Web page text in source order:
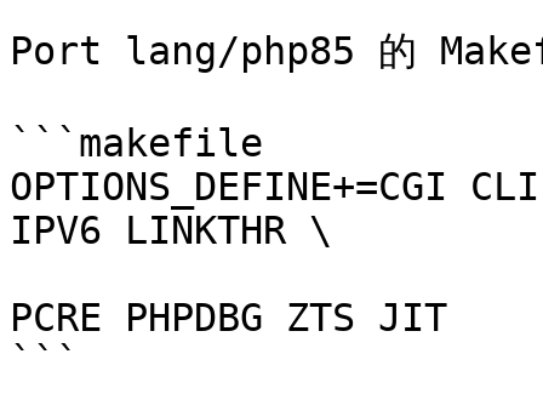
Port lang/php85 的
```makefile
OPTIONS_DEFINE+=CGI CLI
IPV6 LINKTHR \
PCRE PHPDBG ZTS JIT
```